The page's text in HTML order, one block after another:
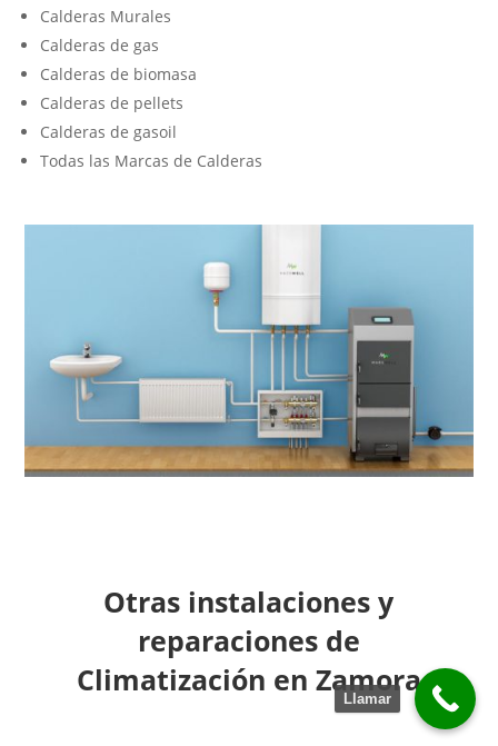
Calderas Murales
Calderas de gas
Calderas de biomasa
Calderas de pellets
Calderas de gasoil
Todas las Marcas de Calderas
Otras instalaciones y
reparaciones de
Climatización en Zamora
Llamar